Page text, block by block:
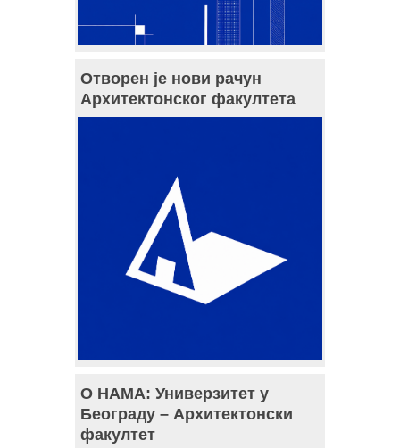
Отворен је нови рачун
Архитектонског факултета
О НАМА: Универзитет у
Београду – Архитектонски
факултет